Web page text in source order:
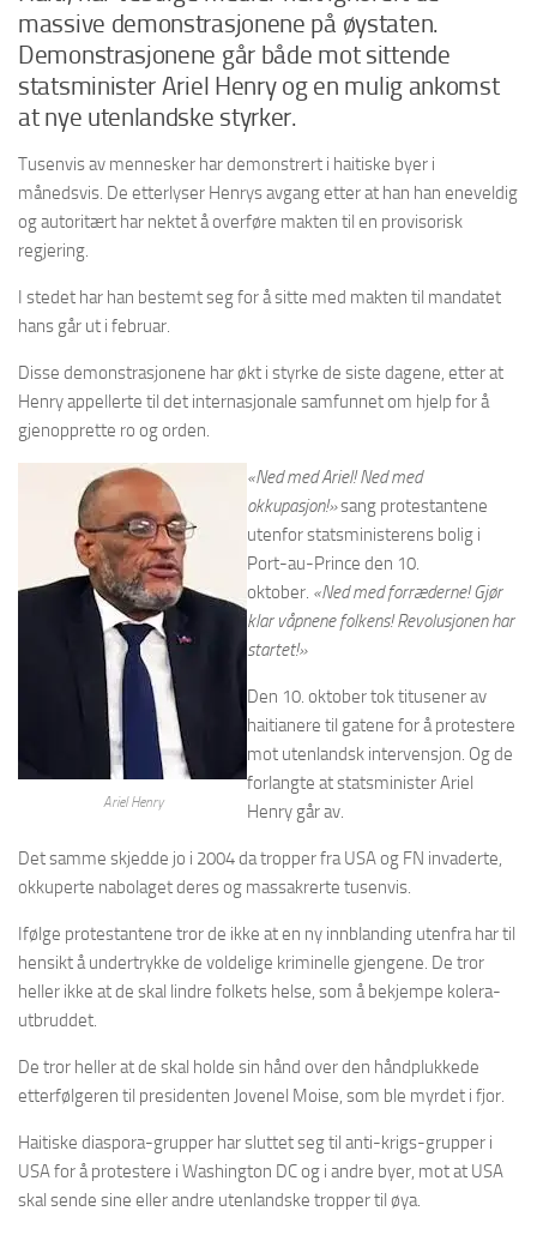
massive demonstrasjonene på øystaten.
Demonstrasjonene går både mot sittende
statsminister Ariel Henry og en mulig ankomst
at nye utenlandske styrker.
Tusenvis av mennesker har demonstrert i haitiske byer i
månedsvis. De etterlyser Henrys avgang etter at han han eneveldig
og autoritært har nektet å overføre makten til en provisorisk
regjering.
I stedet har han bestemt seg for å sitte med makten til mandatet
hans går ut i februar.
Disse demonstrasjonene har økt i styrke de siste dagene, etter at
Henry appellerte til det internasjonale samfunnet om hjelp for å
gjenopprette ro og orden.
Ariel Henry
«Ned med Ariel! Ned med
okkupasjon!»sang protestantene
utenfor statsministerens bolig i
Port-au-Prince den 10.
oktober. «Ned med forræderne! Gjør
klar våpnene folkens! Revolusjonen har
startet!»
Den 10. oktober tok titusener av
haitianere til gatene for å protestere
mot utenlandsk intervensjon. Og de
forlangte at statsminister Ariel
Henry går av.
Det samme skjedde jo i 2004 da tropper fra USA og FN invaderte,
okkuperte nabolaget deres og massakrerte tusenvis.
Ifølge protestantene tror de ikke at en ny innblanding utenfra har til
hensikt å undertrykke de voldelige kriminelle gjengene. De tror
heller ikke at de skal lindre folkets helse, som å bekjempe kolera-
utbruddet.
De tror heller at de skal holde sin hånd over den håndplukkede
etterfølgeren til presidenten Jovenel Moise, som ble myrdet i fjor.
Haitiske diaspora-grupper har sluttet seg til anti-krigs-grupper i
USA for å protestere i Washington DC og i andre byer, mot at USA
skal sende sine eller andre utenlandske tropper til øya.